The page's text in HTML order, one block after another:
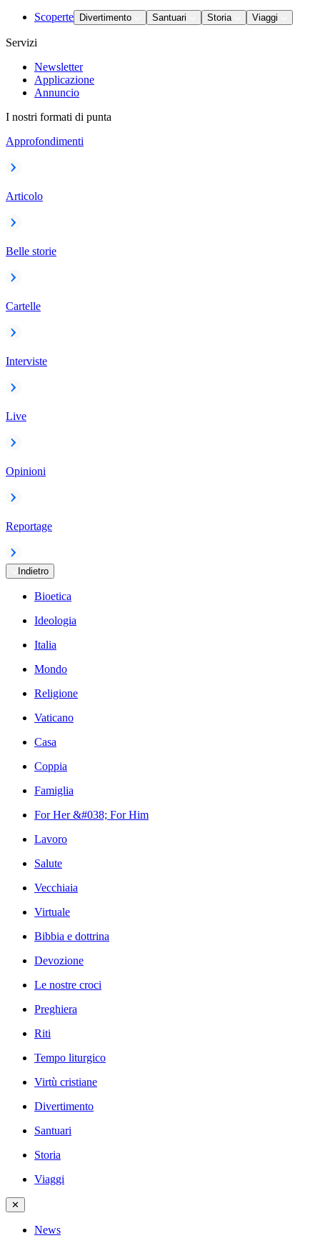
Scoperte Divertimento Santuari Storia Viaggi
Servizi
Newsletter
Applicazione
Annuncio
I nostri formati di punta
Approfondimenti
Articolo
Belle storie
Cartelle
Interviste
Live
Opinioni
Reportage
Indietro
Bioetica
Ideologia
Italia
Mondo
Religione
Vaticano
Casa
Coppia
Famiglia
For Her &#038; For Him
Lavoro
Salute
Vecchiaia
Virtuale
Bibbia e dottrina
Devozione
Le nostre croci
Preghiera
Riti
Tempo liturgico
Virtù cristiane
Divertimento
Santuari
Storia
Viaggi
✕
News